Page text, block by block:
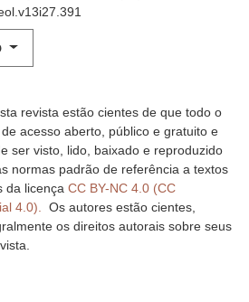
revista estão cientes de que todo o
acesso aberto, público e gratuito e
ser visto, lido, baixado e reproduzido
normas padrão de referência a textos
da licença CC BY-NC 4.0 (CC
4.0). Os autores estão cientes,
os direitos autorais sobre seus